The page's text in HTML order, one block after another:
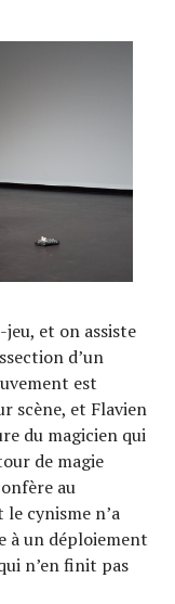
et on assiste
d’un
est
scène, et Flavien
du magicien qui
de magie
au
cynisme n’a
à un déploiement
n’en finit pas